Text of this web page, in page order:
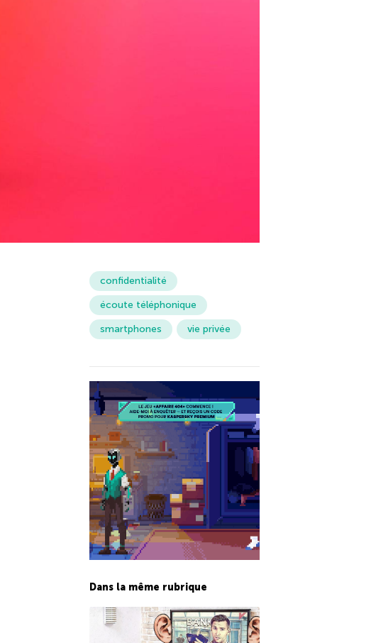
confidentialité
écoute téléphonique
smartphones
vie privée
Dans la même rubrique